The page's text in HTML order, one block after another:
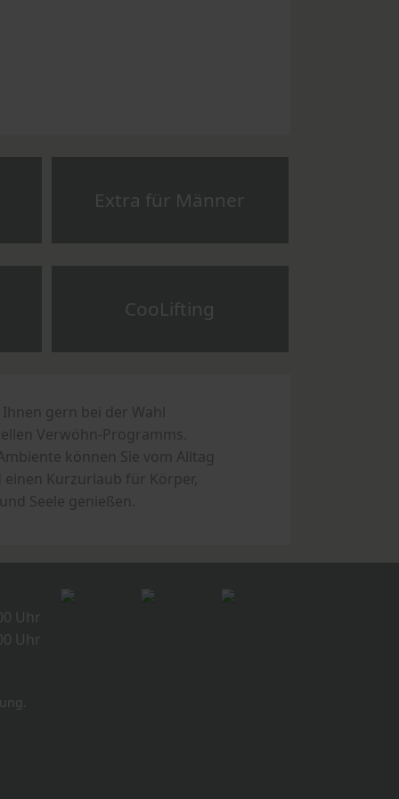
Extra für Männer
CooLifting
gern bei der Wahl
Verwöhn-Programms.
können Sie vom Alltag
einen Kurzurlaub für Körper,
Seele genießen.
Uhr
Uhr